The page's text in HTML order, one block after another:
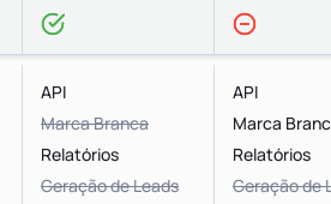
API
Marca Branca
Relatórios
Geração de Leads
API
Marca
Relatórios
Geração de